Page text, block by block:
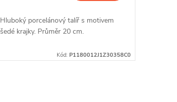
Hluboký porcelánový talíř s motivem
šedé krajky. Průměr 20 cm.
Kód: P1180012J1Z30358C0